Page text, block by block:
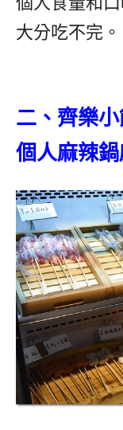
大分吃不完。
二、齊樂
個人麻辣